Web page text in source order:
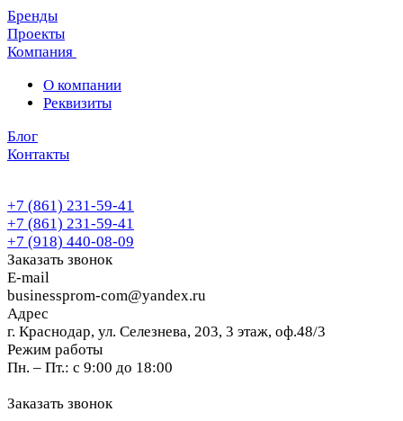
Бренды
Проекты
Компания
О компании
Реквизиты
Блог
Контакты
+7 (861) 231-59-41
+7 (861) 231-59-41
+7 (918) 440-08-09
Заказать звонок
E-mail
businessprom-com@yandex.ru
Адрес
г. Краснодар, ул. Селезнева, 203, 3 этаж, оф.48/3
Режим работы
Пн. – Пт.: с 9:00 до 18:00
Заказать звонок